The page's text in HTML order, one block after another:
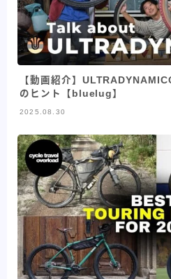
【動画紹介】
のヒント【bluelug】
2025.08.30